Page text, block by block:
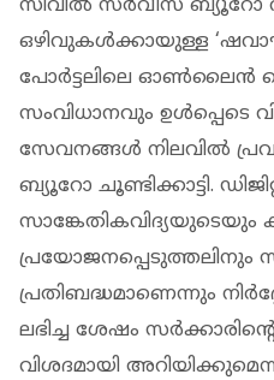
സിവിൽ സർവീസ് ബ്യൂറോ
ഒഴിവുകൾക്കായുള്ള
പോർട്ടലിലെ ഓൺലൈൻ
സംവിധാനവും ഉൾപ്പെടെ
സേവനങ്ങൾ നിലവിൽ
ബ്യൂറോ ചൂണ്ടിക്കാട്ടി.
പ്രയോജനപ്പെടുത്തലിനും
പ്രതിബദ്ധമാണെന്നും
ലഭിച്ച ശേഷം
വിശദമായി